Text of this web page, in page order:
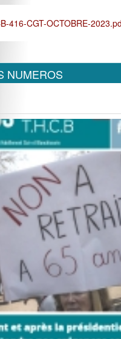
416-CGT-OCTOBRE-
NUMEROS